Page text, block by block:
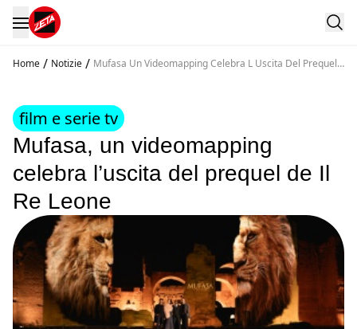
Home / Notizie / Mufasa Un Videomapping Celebra L Uscita Del Prequel
film e serie tv
Mufasa, un videomapping
celebra l’uscita del prequel de Il
Re Leone